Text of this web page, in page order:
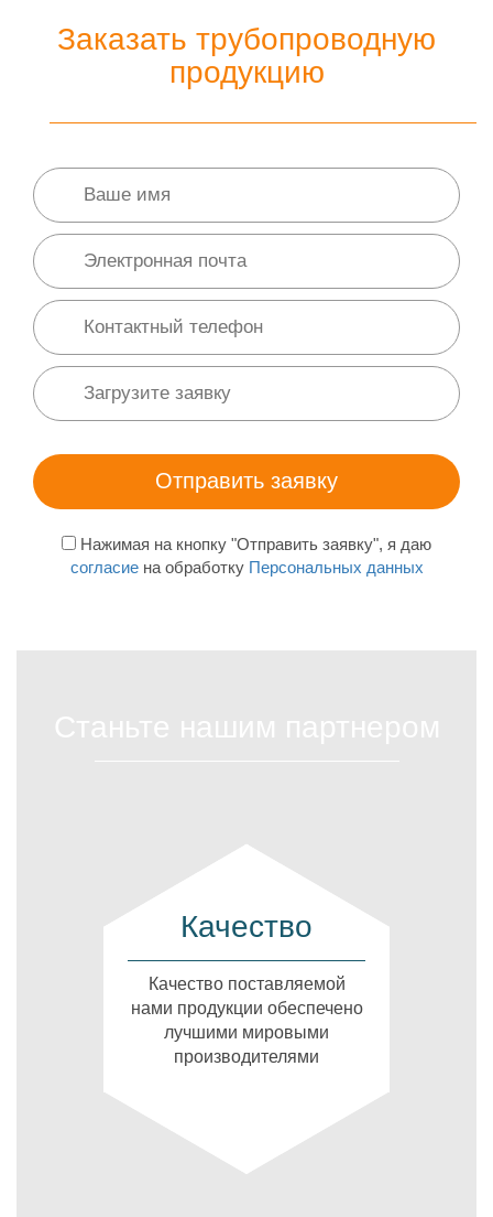
Заказать трубопроводную
продукцию
Нажимая на кнопку "Отправить заявку", я даю
согласиена обработку Персональных данных
Качество
Качество поставляемой
нами продукции обеспечено
лучшими мировыми
производителями